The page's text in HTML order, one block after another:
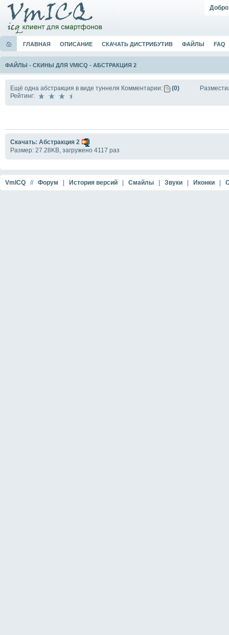
ГЛАВНАЯ ОПИСАНИЕ СКАЧАТЬ ДИСТРИБУТИВ ФАЙЛЫ FAQ
ФАЙЛЫ - СКИНЫ ДЛЯ VMICQ - АБСТРАКЦИЯ 2
Ещё одна абстракция в виде туннеля Комментарии:
(0)
Рейтинг:
Скачать: Абстракция 2
Размер: 27.28KB, загружено 4117 раз
VmICQ // Форум История версий Смайлы Звуки Иконки